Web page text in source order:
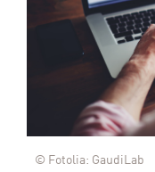
© Fotolia: GaudiLab